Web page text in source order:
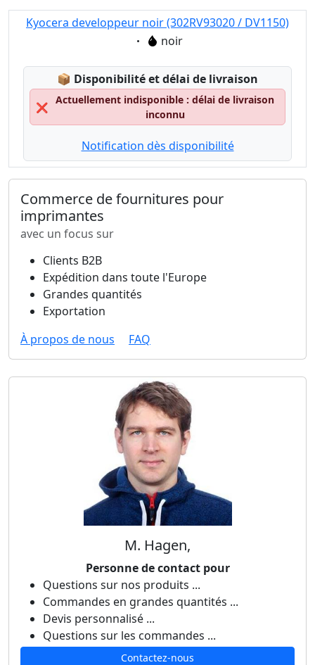
Kyocera developpeur noir (302RV93020 / DV1150)
Eigenschaft:
noir
📦 Lagerstatus:
Disponibilité et délai de livraison
❌
Actuellement indisponible : délai de livraison
inconnu
Notification dès disponibilité
Commerce de fournitures pour
imprimantes
avec un focus sur
Clients B2B
Expédition dans toute l'Europe
Grandes quantités
Exportation
À propos de nous
FAQ
M. Hagen,
Personne de contact pour
Questions sur nos produits ...
Commandes en grandes quantités ...
Devis personnalisé ...
Questions sur les commandes ...
Contactez-nous